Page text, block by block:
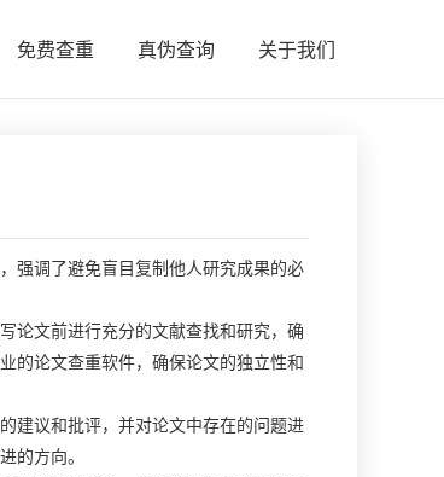
免费查重 真伪查询 关于我们
强调了避免盲目复制他人研究成果的必
论文前进行充分的文献查找和研究，确
的论文查重软件，确保论文的独立性和
建议和批评，并对论文中存在的问题进
的方向。